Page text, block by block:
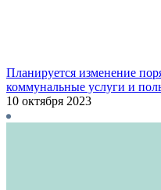
Планируется изменение
коммунальные услуги и
10 октября 2023